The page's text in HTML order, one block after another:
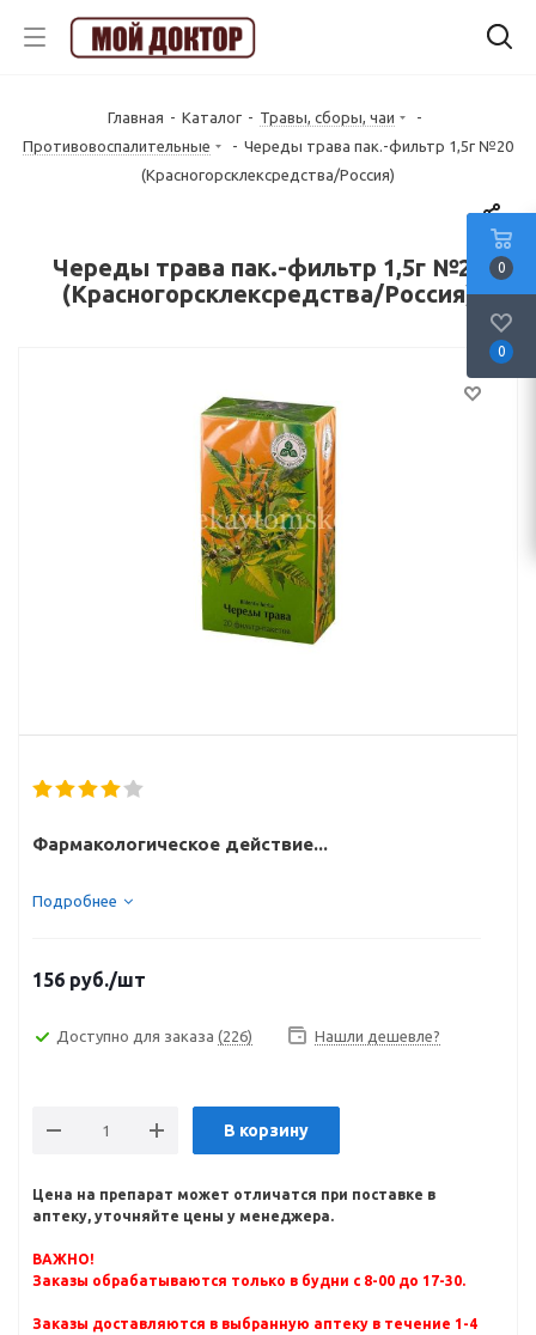
Главная - Каталог - Травы, сборы, чаи
-
Противовоспалительные
- Череды трава пак.-фильтр 1,5г №20
(Красногорсклексредства/Россия)
Череды трава пак.-фильтр 1,5г №20
(Красногорсклексредства/Россия)
Фармакологическое действие...
Подробнее
156 руб./шт
Доступно для заказа (226) Нашли дешевле?
В корзину
Цена на препарат может отличатся при поставке в
аптеку, уточняйте цены у менеджера.
ВАЖНО!
Заказы обрабатываются только в будни с 8-00 до 17-30.
Заказы доставляются в выбранную аптеку в течение 1-4
0
0